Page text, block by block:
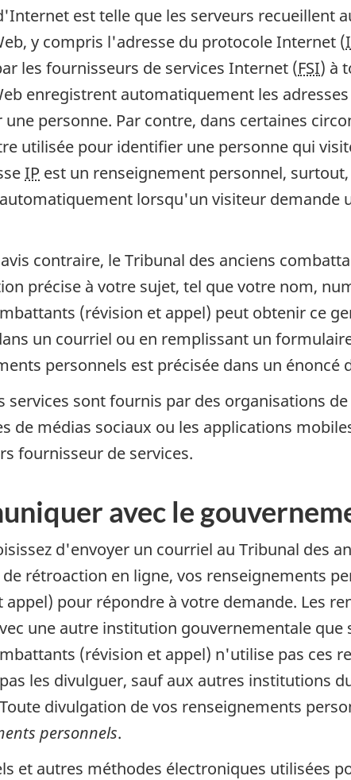
est telle que les serveurs
y compris l'adresse du protocole Internet (
les fournisseurs de services Internet (FSI) à
enregistrent automatiquement les adresses
personne. Par contre, dans certaines
utilisée pour identifier une personne qui
IP est un renseignement personnel,
lorsqu'un visiteur demande
contraire, le Tribunal des anciens
précise à votre sujet, tel que votre nom,
(révision et appel) peut obtenir ce
un courriel ou en remplissant un
personnels est précisée dans un
services sont fournis par des organisations
de médias sociaux ou les applications
fournisseur de services.
avec le
d'envoyer un courriel au Tribunal des
rétroaction en ligne, vos renseignements
appel) pour répondre à votre demande. Les
une autre institution gouvernementale
(révision et appel) n'utilise pas ces
les divulguer, sauf aux autres institutions
divulgation de vos renseignements
personnels.
et autres méthodes électroniques utilisées